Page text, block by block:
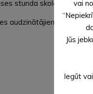
stunda skolēniem
audzinātājiem
vai
Jūs
Iegūt